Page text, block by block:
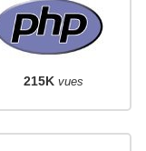
215K vues